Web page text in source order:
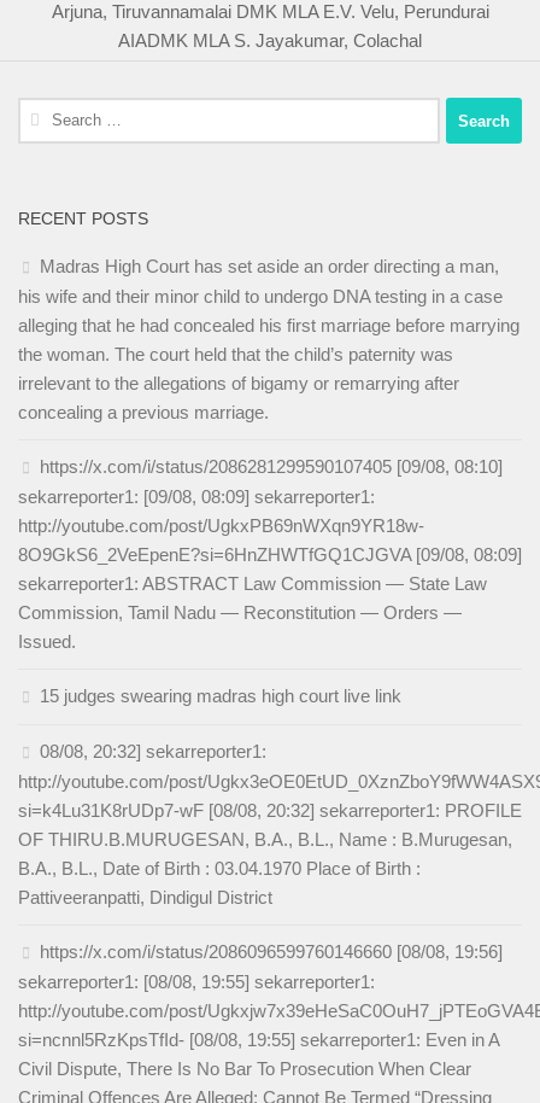
Arjuna, Tiruvannamalai DMK MLA E.V. Velu, Perundurai
AIADMK MLA S. Jayakumar, Colachal
Search
for:
RECENT POSTS
Madras High Court has set aside an order directing a man,
his wife and their minor child to undergo DNA testing in a case
alleging that he had concealed his first marriage before marrying
the woman. The court held that the child’s paternity was
irrelevant to the allegations of bigamy or remarrying after
concealing a previous marriage.
https://x.com/i/status/2086281299590107405 [09/08, 08:10]
sekarreporter1: [09/08, 08:09] sekarreporter1:
http://youtube.com/post/UgkxPB69nWXqn9YR18w-
8O9GkS6_2VeEpenE?si=6HnZHWTfGQ1CJGVA [09/08, 08:09]
sekarreporter1: ABSTRACT Law Commission — State Law
Commission, Tamil Nadu — Reconstitution — Orders —
Issued.
15 judges swearing madras high court live link
08/08, 20:32] sekarreporter1:
http://youtube.com/post/
si=k4Lu31K8rUDp7-wF [08/08, 20:32] sekarreporter1: PROFILE
OF THIRU.B.MURUGESAN, B.A., B.L., Name : B.Murugesan,
B.A., B.L., Date of Birth : 03.04.1970 Place of Birth :
Pattiveeranpatti, Dindigul District
https://x.com/i/status/2086096599760146660 [08/08, 19:56]
sekarreporter1: [08/08, 19:55] sekarreporter1:
http://youtube.com/post/
si=ncnnl5RzKpsTfId- [08/08, 19:55] sekarreporter1: Even in A
Civil Dispute, There Is No Bar To Prosecution When Clear
Criminal Offences Are Alleged; Cannot Be Termed “Dressing